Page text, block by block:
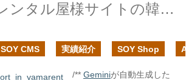
やまどうぐレンタル屋様サイトの韓国語サイトの制作で、生成AIを活用して編集作業を大幅に削減しました
SOY CMS 実績紹介 SOY Shop
/** Geminiが自動生成した